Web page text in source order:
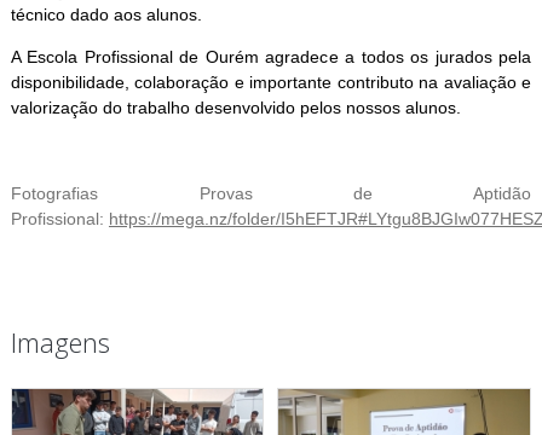
técnico dado aos alunos.
A Escola Profissional de Ourém agradece a todos os jurados pela
disponibilidade, colaboração e importante contributo na avaliação e
valorização do trabalho desenvolvido pelos nossos alunos.
Fotografias Provas de Aptidão
Profissional: https://mega.nz/folder/
Imagens